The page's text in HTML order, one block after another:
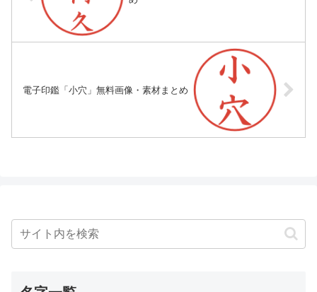
電子印鑑「小穴」無料画像・素材まとめ